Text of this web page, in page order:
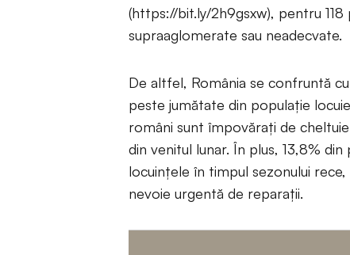
(https://bit.ly/2h9gsxw), pentru
supraaglomerate sau neadecvate.
De altfel, România se confruntă
peste jumătate din populație
români sunt împovărați de
din venitul lunar. În plus, 13,8%
locuințele în timpul sezonului
nevoie urgentă de reparații.